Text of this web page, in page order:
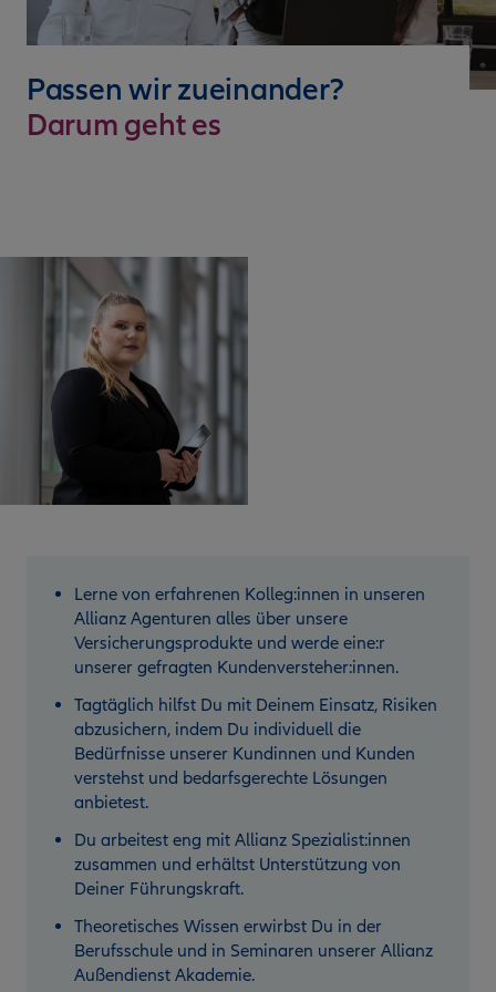
Passen wir zueinander?
Darum geht es
Lerne von erfahrenen Kolleg:innen in unseren
Allianz Agenturen alles über unsere
Versicherungsprodukte und werde eine:r
unserer gefragten Kundenversteher:innen.
Tagtäglich hilfst Du mit Deinem Einsatz, Risiken
abzusichern, indem Du individuell die
Bedürfnisse unserer Kundinnen und Kunden
verstehst und bedarfsgerechte Lösungen
anbietest.
Du arbeitest eng mit Allianz Spezialist:innen
zusammen und erhältst Unterstützung von
Deiner Führungskraft.
Theoretisches Wissen erwirbst Du in der
Berufsschule und in Seminaren unserer Allianz
Außendienst Akademie.